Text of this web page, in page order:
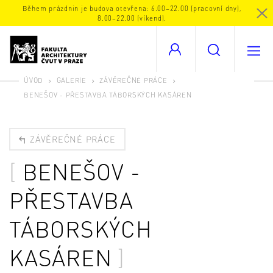
Během prázdnin je budova otevřena: 6.00–22.00 (pracovní dny),
8.00–22.00 (víkend).
ÚVOD GALERIE
ZÁVĚREČNÉ PRÁCE
BENEŠOV - PŘESTAVBA TÁBORSKÝCH KASÁREN
ZÁVĚREČNÉ PRÁCE
BENEŠOV -
PŘESTAVBA
TÁBORSKÝCH
KASÁREN